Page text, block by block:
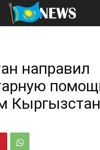
направил